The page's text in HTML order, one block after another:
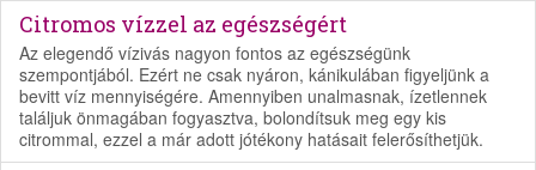
Citromos vízzel az egészségért
Az elegendő vízivás nagyon fontos az egészségünk
szempontjából. Ezért ne csak nyáron, kánikulában figyeljünk a
bevitt víz mennyiségére. Amennyiben unalmasnak, ízetlennek
találjuk önmagában fogyasztva, bolondítsuk meg egy kis
citrommal, ezzel a már adott jótékony hatásait felerősíthetjük.